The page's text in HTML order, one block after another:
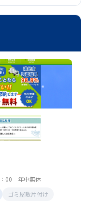
00 年中無休
ゴミ屋敷片付け